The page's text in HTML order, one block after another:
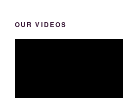
OUR VIDEOS